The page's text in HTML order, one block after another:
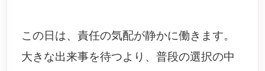
この日は、責任の気配が静かに働きます。
大きな出来事を待つより、普段の選択の中